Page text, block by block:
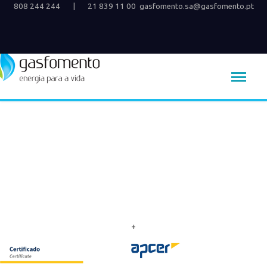
808 244 244 21 839 11 00 gasfomento.sa@gasfomento.pt
+